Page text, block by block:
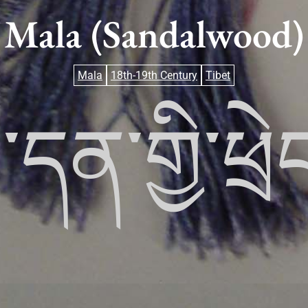
Mala (Sandalwood)
Mala 18th-19th Century Tibet